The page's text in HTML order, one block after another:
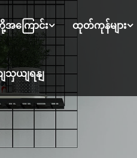
ကြောင်း ထုတ်ကုန်များ
ယျရနျ